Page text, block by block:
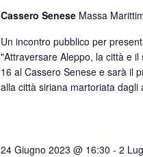
Cassero Senese Massa
Un incontro pubblico per
"Attraversare Aleppo, la città e
16 al Cassero Senese e sarà il
alla città siriana martoriata
24 Giugno 2023 @ 16:30 -2